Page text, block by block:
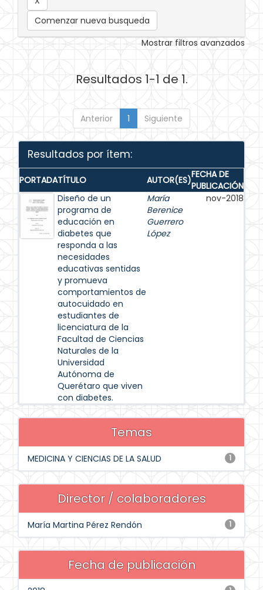
Comenzar nueva busqueda
Mostrar filtros avanzados
Resultados 1-1 de 1.
Anterior 1 Siguiente
Resultados por ítem:
PORTADATÍTULO AUTOR(ES)FECHA DE
PUBLICACIÓN
Diseño de un
programa de
educación en
diabetes que
responda a las
necesidades
educativas sentidas
y promueva
comportamientos de
autocuidado en
estudiantes de
licenciatura de la
Facultad de Ciencias
Naturales de la
Universidad
Autónoma de
Querétaro que viven
con diabetes.
María
Berenice
Guerrero
López
nov-2018
Temas
1
MEDICINA Y CIENCIAS DE LA SALUD
Director / colaboradores
1
María Martina Pérez Rendón
Fecha de publicación